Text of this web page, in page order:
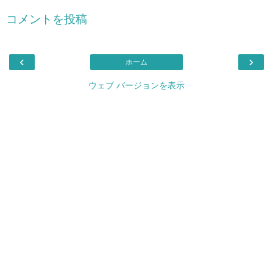
コメントを投稿
‹ ›
ホーム
ウェブ バージョンを表示